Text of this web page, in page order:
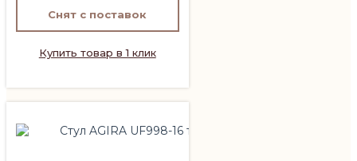
Снят с поставок
Купить товар в 1 клик